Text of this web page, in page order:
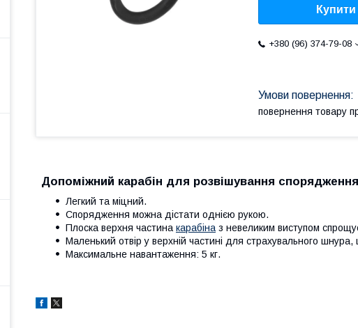
Купити
+380 (96) 374-79-08
повернення товару
Допоміжний карабін для розвішування
Легкий та міцний.
Спорядження можна дістати однією рукою.
Плоска верхня частина карабіна з невеликим виступом
Маленький отвір у верхній частині для страхувального
Максимальне навантаження: 5 кг.